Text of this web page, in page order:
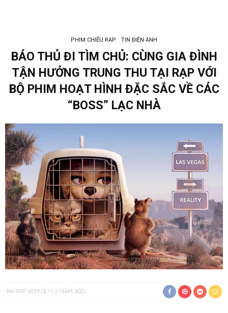
PHIM CHIẾU RẠP TIN ĐIỆN ẢNH
BÁO THỦ ĐI TÌM CHỦ: CÙNG GIA ĐÌNH
TẬN HƯỞNG TRUNG THU TẠI RẠP VỚI
BỘ PHIM HOẠT HÌNH ĐẶC SẮC VỀ CÁC
“BOSS” LẠC NHÀ
RA RẠP XEM GÌ ? 2 NĂM AGO